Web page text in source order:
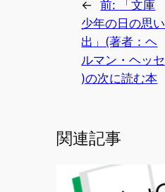
← 前:
「文庫
少年の日の思い
出」(著者：ヘ
ルマン・ヘッセ
)の次に読む本
関連記事